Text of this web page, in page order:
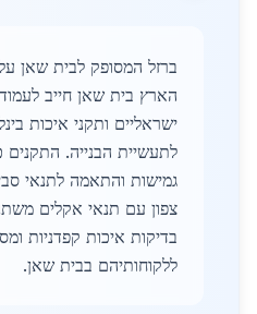
ברזל המסופק לבית שאן
הארץ בית שאן חייב
ישראליים ותקני איכות
לתעשיית הבנייה. התקנים
גמישות והתאמה לתנאי
צפון עם תנאי אקלים
בדיקות איכות קפדניות
ללקוחותיהם בבית שאן.